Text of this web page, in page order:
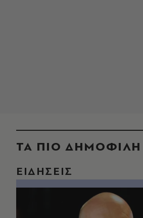
ΤΑ ΠΙΟ ΔΗΜΟΦΙΛΗ
ΕΙΔΗΣΕΙΣ